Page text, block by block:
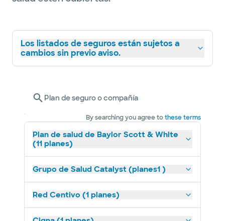
Los listados de seguros están sujetos a
cambios sin previo aviso.
Plan de seguro o compañía
By searching you agree tothese terms
Plan de salud de Baylor Scott & White
(11 planes)
Grupo de Salud Catalyst (planes1 )
Red Centivo (1 planes)